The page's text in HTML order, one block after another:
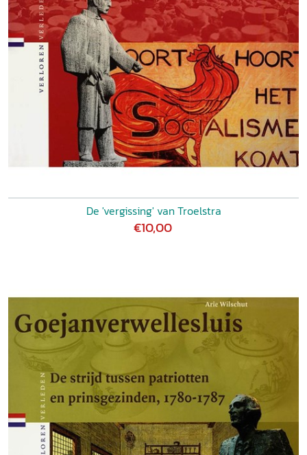
De 'vergissing' van Troelstra
€10,00